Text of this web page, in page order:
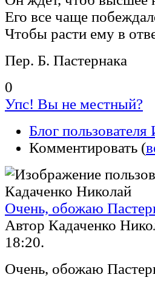
Его все чаще
Чтобы расти ему в
Пер. Б. Пастернака
0
Упс! Вы не местный?
Блог
Комментировать (
Очень, обожаю
Автор Кадаченко
18:20.
Очень, обожаю